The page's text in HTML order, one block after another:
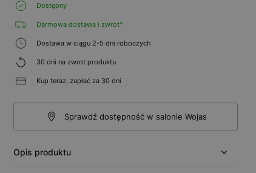
Dostępny
Darmowa dostawa i zwrot*
Dostawa w ciągu 2-5 dni roboczych
30 dni na zwrot produktu
Kup teraz, zapłać za 30 dni
Sprawdź dostępność w salonie Wojas
Opis produktu